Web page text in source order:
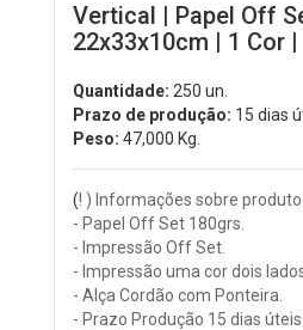
Vertical | Papel Off
22x33x10cm | 1 Cor |
Quantidade: 250 un.
Prazo de produção: 15 dias
Peso: 47,000 Kg.
(! ) Informações sobre produto
- Papel Off Set 180grs.
- Impressão Off Set.
- Impressão uma cor dois
- Alça Cordão com Ponteira.
- Prazo Produção 15 dias úteis